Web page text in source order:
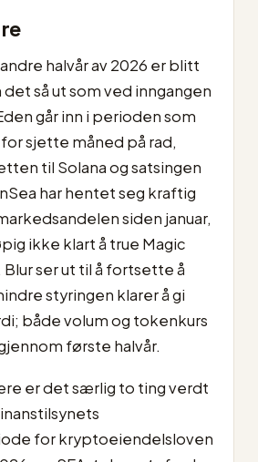
halvår av 2026 er blitt
så ut som ved inngangen
går inn i perioden som
sjette måned på rad,
til Solana og satsingen
har hentet seg kraftig
siden januar,
ikke klart å true Magic
ser ut til å fortsette å
styringen klarer å gi
både volum og tokenkurs
første halvår.
er det særlig to ting verdt
for kryptoeiendelsloven